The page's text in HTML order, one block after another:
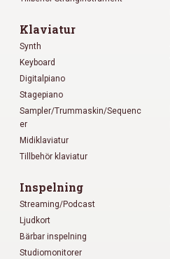
Klaviatur
Synth
Keyboard
Digitalpiano
Stagepiano
Sampler/Trummaskin/Sequenc
er
Midiklaviatur
Tillbehör klaviatur
Inspelning
Streaming/Podcast
Ljudkort
Bärbar inspelning
Studiomonitorer